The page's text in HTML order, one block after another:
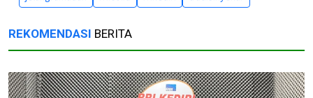
REKOMENDASI BERITA